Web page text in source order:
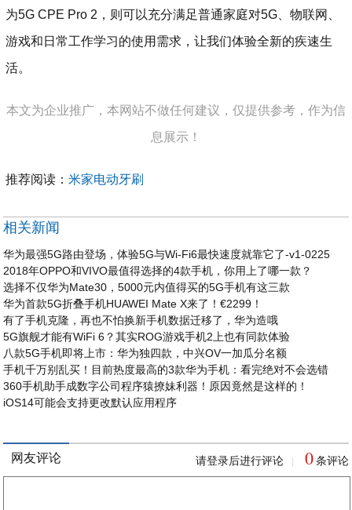
为5G CPE Pro 2，则可以充分满足普通家庭对5G、物联网、
游戏和日常工作学习的使用需求，让我们体验全新的疾速生
活。
本文为企业推广，本网站不做任何建议，仅提供参考，作为信
息展示！
推荐阅读：米家电动牙刷
相关新闻
华为最强5G路由登场，体验5G与Wi-Fi6最快速度就靠它了-v1-0225
2018年OPPO和VIVO最值得选择的4款手机，你用上了哪一款？
选择不仅华为Mate30，5000元内值得买的5G手机有这三款
华为首款5G折叠手机HUAWEI Mate X来了！€2299！
有了手机克隆，再也不怕换新手机数据迁移了，华为造哦
5G旗舰才能有WiFi 6？其实ROG游戏手机2上也有同款体验
八款5G手机即将上市：华为独四款，中兴OV一加瓜分名额
手机千万别乱买！目前热度最高的3款华为手机：看完绝对不会选错
360手机助手成数字公司程序猿撩妹利器！原因竟然是这样的！
iOS14可能会支持更改默认应用程序
网友评论 请登录后进行评论 0 条评论